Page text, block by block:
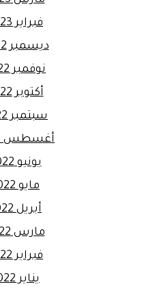
فبراير 2023
ديسمبر 2022
نوفمبر 2022
أكتوبر 2022
سبتمبر 2022
أغسطس 2022
يونيو 2022
مايو 2022
أبريل 2022
مارس 2022
فبراير 2022
يناير 2022